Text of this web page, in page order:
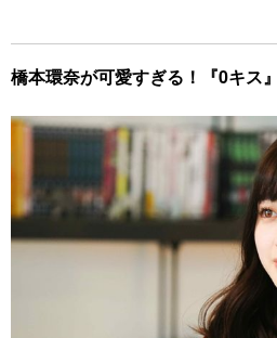
橋本環奈が可愛すぎる！『0キス